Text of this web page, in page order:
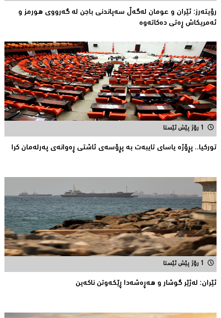
رۆیتەرز: ئێران و عومان لەگەڵ سەپاندنی باجن لە گەرووی هورمز و
ئەمریکاش ڕەتی دەکاتەوە
1 رۆژ پێش ئێستا
توركیا.. پڕۆژه‌ یاسای تایبه‌ت به‌ پڕۆسه‌ی ئاشتی ڕه‌وانه‌ی په‌رله‌مان كرا
1 رۆژ پێش ئێستا
ئێران: له‌ژێر گوشار و هەڕەشەدا ڕێکەوتن ناکەین